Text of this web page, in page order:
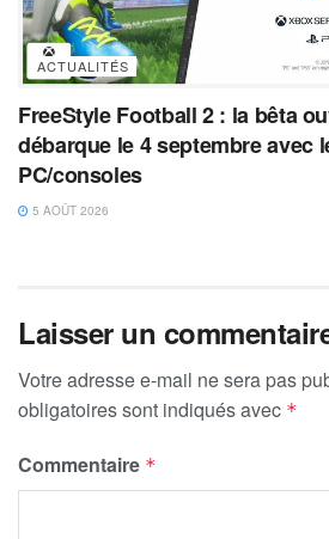
ACTUALITÉS
FreeStyle Football 2 : la bêta
débarque le 4 septembre avec
PC/consoles
5 AOÛT 2026
Laisser un
Votre adresse e-mail ne sera pas
obligatoires sont indiqués avec *
Commentaire *